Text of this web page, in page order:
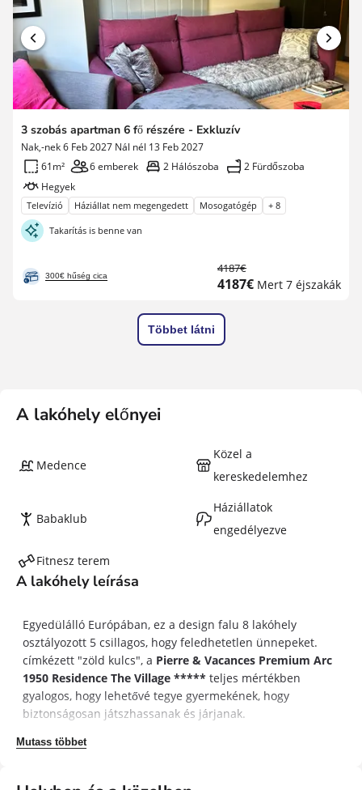
3 szobás apartman 6 fő részére - Exkluzív
Nak,-nek 6 Feb 2027 Nál nél 13 Feb 2027
61m²
6 emberek 2 Hálószoba
2 Fürdőszoba
Hegyek
Televízió Háziállat nem megengedett Mosogatógép + 8
Takarítás is benne van
300€ hűség cica
Korábbi
díj
4187€
Új
4187€ Mert 7 éjszakák
Többet látni
A lakóhely előnyei
Medence
Közel a
kereskedelemhez
Babaklub
Háziállatok
engedélyezve
Fitnesz terem
A lakóhely leírása
Egyedülálló Európában, ez a design falu 8 lakóhely
osztályozott 5 csillagos, hogy feledhetetlen ünnepeket.
címkézett "zöld kulcs", a Pierre & Vacances Premium Arc
1950 Residence The Village ***** teljes mértékben
gyalogos, hogy lehetővé tegye gyermekének, hogy
biztonságosan játszhassanak és járjanak.
A falu 8 épületének mindegyike más stílusú, miközben a
meleg árnyékok bensőséges és megnyugtató érintést
Mutass többet